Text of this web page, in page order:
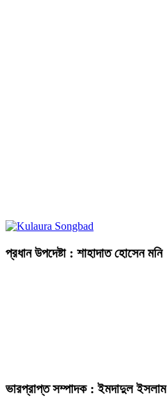
প্রধান উপদেষ্টা : শাহাদাত হোসেন মনি
ভারপ্রাপ্ত সম্পাদক : ইমদাদুল ইসলাম